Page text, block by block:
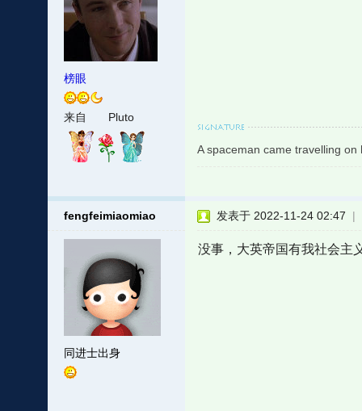
榜眼
来自 Pluto
A spaceman came travelling on
fengfeimiaomiao
同进士出身
发表于 2022-11-24 02:47 |
没事，大英帝国有我社会主